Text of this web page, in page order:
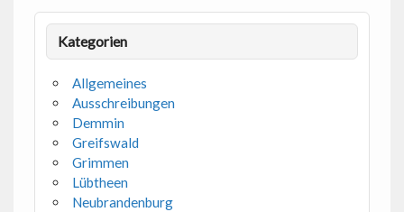
Kategorien
Allgemeines
Ausschreibungen
Demmin
Greifswald
Grimmen
Lübtheen
Neubrandenburg